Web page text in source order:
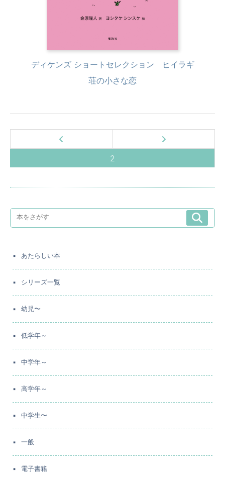
ディケンズ ショートセレクション ヒイラギ
荘の小さな恋
2
あたらしい本
シリーズ一覧
幼児〜
低学年～
中学年～
高学年～
中学生〜
一般
電子書籍